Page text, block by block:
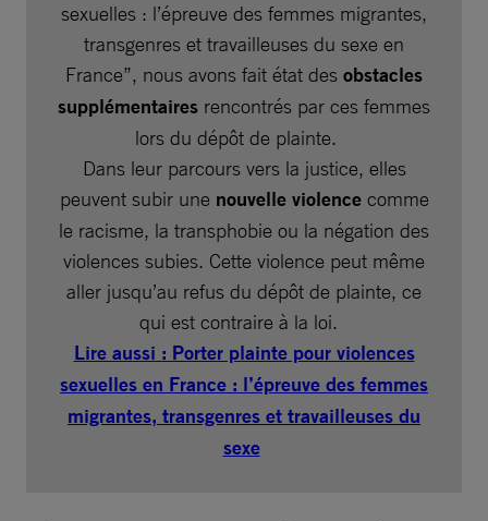
sexuelles : l’épreuve des femmes migrantes,
transgenres et travailleuses du sexe en
France”, nous avons fait état des obstacles
supplémentaires rencontrés par ces femmes
lors du dépôt de plainte.
Dans leur parcours vers la justice, elles
peuvent subir une nouvelle violencecomme
le racisme, la transphobie ou la négation des
violences subies. Cette violence peut même
aller jusqu’au refus du dépôt de plainte, ce
qui est contraire à la loi.
Lire aussi : Porter plainte pour violences
sexuelles en France : l’épreuve des femmes
migrantes, transgenres et travailleuses du
sexe